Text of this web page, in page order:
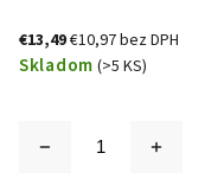
€13,49€10,97 bez DPH
Skladom (>5 KS)